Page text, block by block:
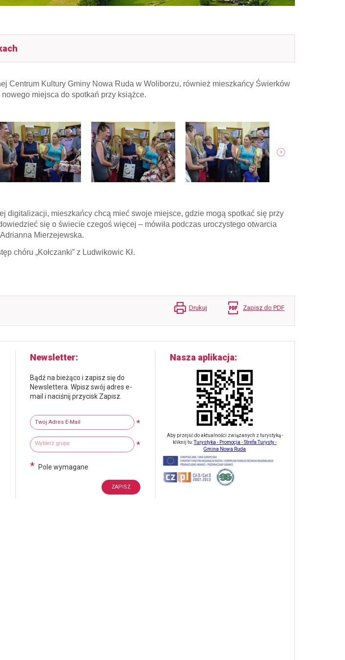
Centrum Kultury Gminy Nowa Ruda w Woliborzu, również mieszkańcy Świerków
miejsca do spotkań przy książce.
pokaż następne
digitalizacji, mieszkańcy chcą mieć swoje miejsce, gdzie mogą spotkać się przy
się o świecie czegoś więcej – mówiła podczas uroczystego otwarcia
Mierzejewska.
chóru „Kołczanki” z Ludwikowic Kł.
Drukuj Zapisz do PDF
Newsletter
Bądź na bieżąco i zapisz się do
Newslettera. Wpisz swój adres e-
mail i naciśnij przycisk Zapisz.
Twój adres e-mail
*
Wybierz grupy tematyczne *
Wpisz wyszukiwaną fraze
* Pole wymagane
Nasza aplikacja
Aby przejść do aktualności związanych z turystyką -
kliknij tu:Turystyka - Promocja - Strefa Turysty -
Gmina Nowa Ruda